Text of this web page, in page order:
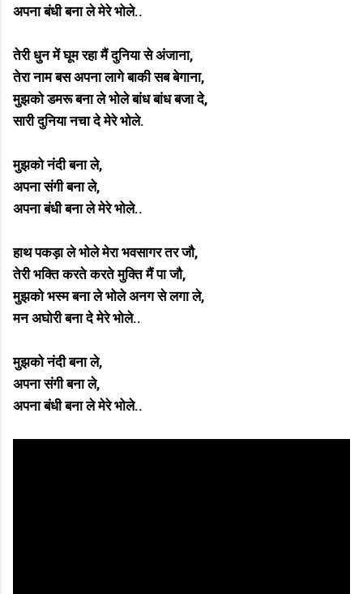
अपना बंधी बना ले मेरे भोले..
तेरी धुन में घूम रहा मैं दुनिया से अंजाना,
तेरा नाम बस अपना लागे बाकी सब बेगाना,
मुझको डमरू बना ले भोले बांध बांध बजा दे,
सारी दुनिया नचा दे मेरे भोले.
मुझको नंदी बना ले,
अपना संगी बना ले,
अपना बंधी बना ले मेरे भोले..
हाथ पकड़ा ले भोले मेरा भवसागर तर जौ,
तेरी भक्ति करते करते मुक्ति मैं पा जौ,
मुझको भस्म बना ले भोले अनग से लगा ले,
मन अघोरी बना दे मेरे भोले..
मुझको नंदी बना ले,
अपना संगी बना ले,
अपना बंधी बना ले मेरे भोले..